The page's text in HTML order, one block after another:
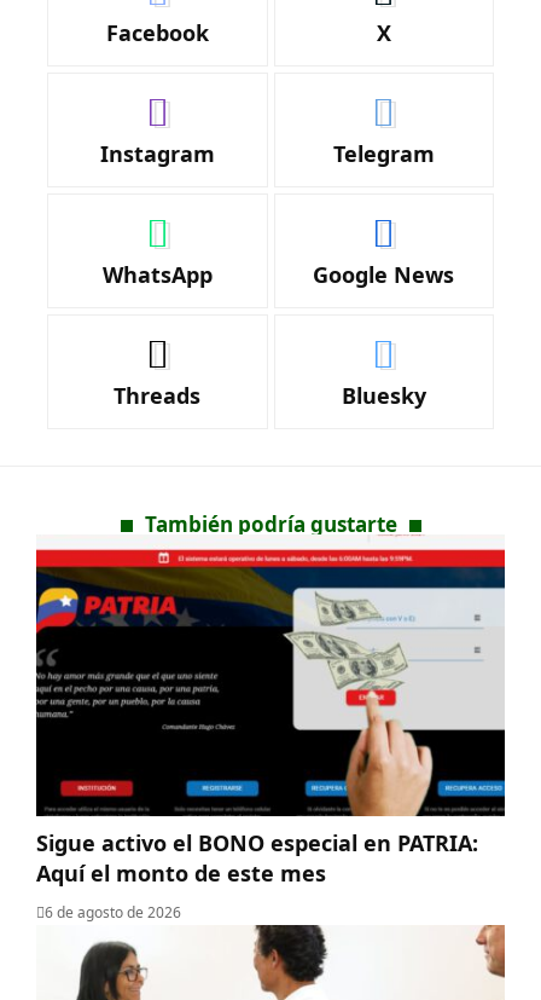
Facebook X
Instagram Telegram
WhatsApp Google News
Threads Bluesky
También podría gustarte
Sigue activo el BONO especial en PATRIA:
Aquí el monto de este mes
6 de agosto de 2026